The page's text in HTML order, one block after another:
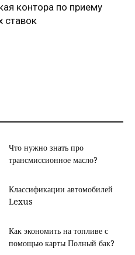
контора по приему
ставок
Что нужно знать про
трансмиссионное масло?
Классификации автомобилей
Lexus
Как экономить на топливе с
помощью карты Полный бак?